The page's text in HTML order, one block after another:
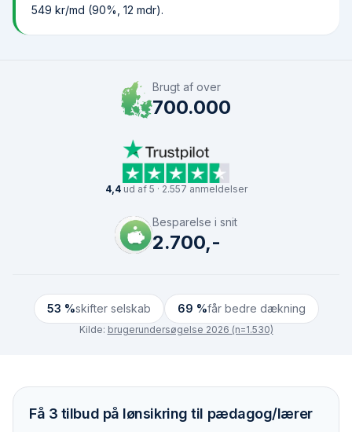
549 kr/md (90%, 12 mdr).
Brugt af over
700.000
4,4ud af 5 · 2.557 anmeldelser
Besparelse i snit
2.700,-
53 %skifter selskab 69 %får bedre dækning
Kilde: brugerundersøgelse 2026 (n=1.530)
Få 3 tilbud på lønsikring til pædagog/lærer